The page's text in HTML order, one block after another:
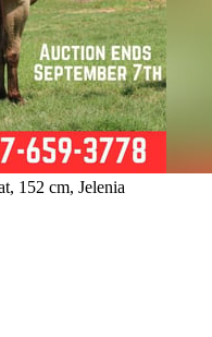
152 cm, Jelenia